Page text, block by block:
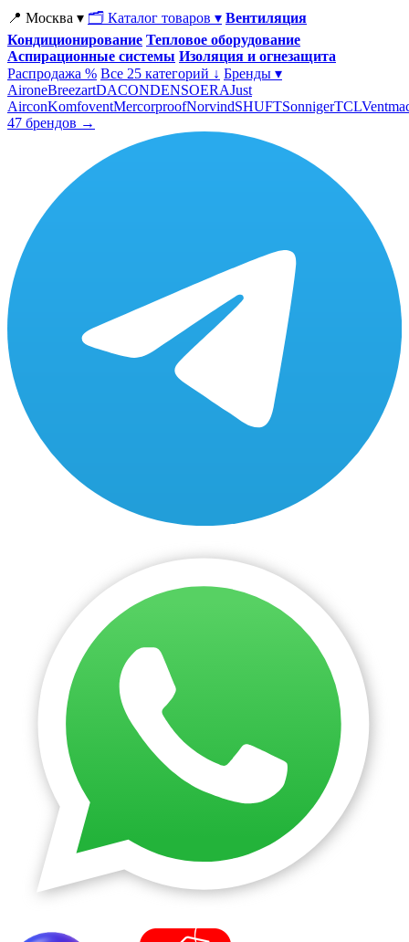
📍 Москва ▾ 🗂 Каталог товаров ▾ Вентиляция
Кондиционирование Тепловое оборудование
Аспирационные системы Изоляция и огнезащита
Распродажа % Все 25 категорий ↓ Бренды ▾
AironeBreezartDACONDENSOERAJust
AirconKomfoventMercorproofNorvindSHUFTSonnigerTCL
47 брендов →